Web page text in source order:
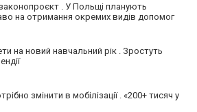
. У Польщі планують
на отримання окремих видів допомог
на новий навчальний рік . Зростуть
змінити в мобілізації . «200+ тисяч у